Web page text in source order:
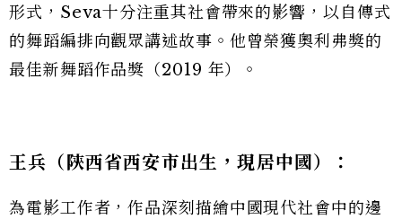
形式，Seva十分注重其社會帶來的影響，以自傳式
的舞蹈編排向觀眾講述故事。他曾榮獲奧利弗獎的
最佳新舞蹈作品獎（2019 年）。
王兵 （陝西省西安市出生，現居中國）：
為電影工作者，作品深刻描繪中國現代社會中的邊